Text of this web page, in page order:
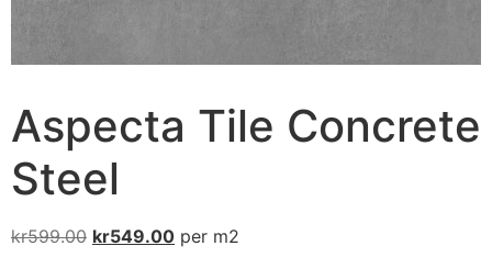
Aspecta Tile Concrete
Steel
kr599.00 kr549.00 per m2